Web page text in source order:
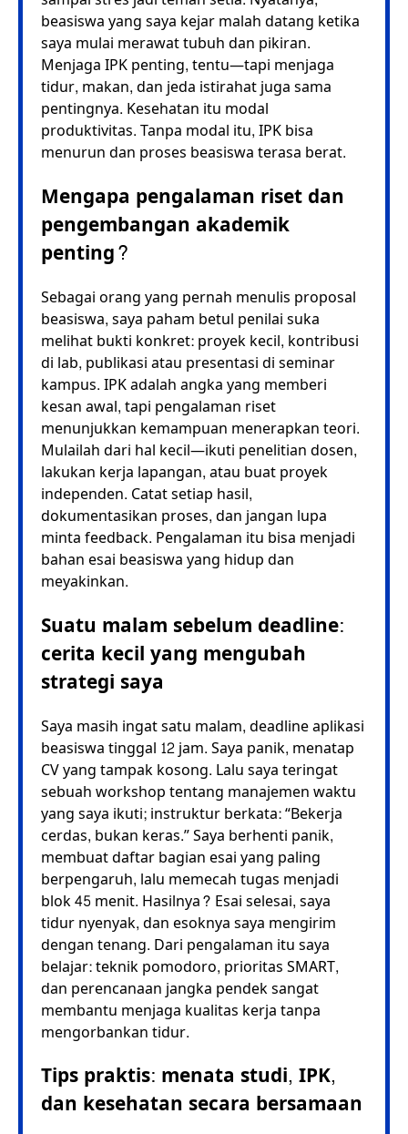
beasiswa yang saya kejar malah datang ketika
saya mulai merawat tubuh dan pikiran.
Menjaga IPK penting, tentu—tapi menjaga
tidur, makan, dan jeda istirahat juga sama
pentingnya. Kesehatan itu modal
produktivitas. Tanpa modal itu, IPK bisa
menurun dan proses beasiswa terasa berat.
Mengapa pengalaman riset dan
pengembangan akademik
penting?
Sebagai orang yang pernah menulis proposal
beasiswa, saya paham betul penilai suka
melihat bukti konkret: proyek kecil, kontribusi
di lab, publikasi atau presentasi di seminar
kampus. IPK adalah angka yang memberi
kesan awal, tapi pengalaman riset
menunjukkan kemampuan menerapkan teori.
Mulailah dari hal kecil—ikuti penelitian dosen,
lakukan kerja lapangan, atau buat proyek
independen. Catat setiap hasil,
dokumentasikan proses, dan jangan lupa
minta feedback. Pengalaman itu bisa menjadi
bahan esai beasiswa yang hidup dan
meyakinkan.
Suatu malam sebelum deadline:
cerita kecil yang mengubah
strategi saya
Saya masih ingat satu malam, deadline aplikasi
beasiswa tinggal 12 jam. Saya panik, menatap
CV yang tampak kosong. Lalu saya teringat
sebuah workshop tentang manajemen waktu
yang saya ikuti; instruktur berkata: “Bekerja
cerdas, bukan keras.” Saya berhenti panik,
membuat daftar bagian esai yang paling
berpengaruh, lalu memecah tugas menjadi
blok 45 menit. Hasilnya? Esai selesai, saya
tidur nyenyak, dan esoknya saya mengirim
dengan tenang. Dari pengalaman itu saya
belajar: teknik pomodoro, prioritas SMART,
dan perencanaan jangka pendek sangat
membantu menjaga kualitas kerja tanpa
mengorbankan tidur.
Tips praktis: menata studi, IPK,
dan kesehatan secara bersamaan